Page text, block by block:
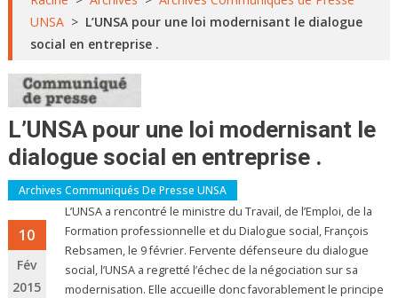
UNSA > L’UNSA pour une loi modernisant le dialogue
social en entreprise .
L’UNSA pour une loi modernisant le
dialogue social en entreprise .
Archives Communiqués De Presse UNSA
10
Fév
2015
L’UNSA a rencontré le ministre du Travail, de l’Emploi, de la
Formation professionnelle et du Dialogue social, François
Rebsamen, le 9 février. Fervente défenseure du dialogue
social, l’UNSA a regretté l’échec de la négociation sur sa
modernisation. Elle accueille donc favorablement le principe